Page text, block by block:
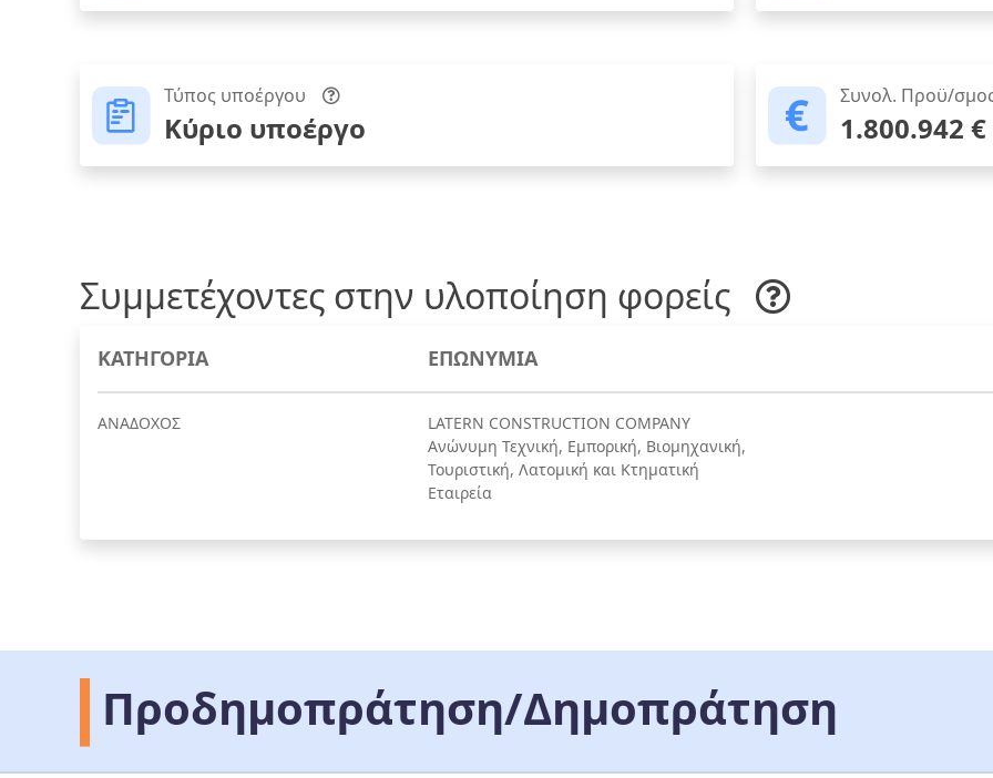
Τύπος υποέργου
Κύριο υποέργο
Συνολ. Προϋ/
1.800.942 €
Συμμετέχοντες στην υλοποίηση φορείς
ΚΑΤΗΓΟΡΙΑ ΕΠΩΝΥΜΙΑ
ΑΝΑΔΟΧΟΣ
LATERN CONSTRUCTION COMPANY
Ανώνυμη Τεχνική, Εμπορική, Βιομηχανική,
Τουριστική, Λατομική και Κτηματική
Εταιρεία
Προδημοπράτηση/Δημοπράτηση